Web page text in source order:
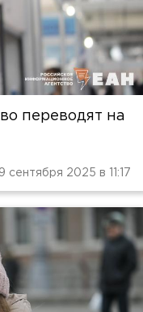
переводят на
19 сентября 2025 в 11:17